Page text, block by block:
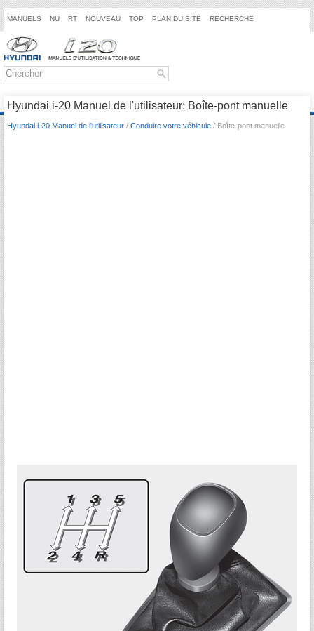
MANUELS NU RT NOUVEAU TOP PLAN DU SITE RECHERCHE
Hyundai i-20 Manuel de l'utilisateur: Boîte-pont manuelle
Hyundai i-20 Manuel de l'utilisateur / Conduire votre véhicule / Boîte-pont manuelle